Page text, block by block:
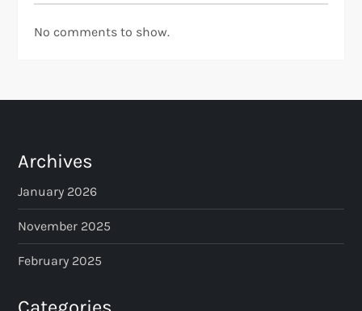
No comments to show.
Archives
January 2026
November 2025
February 2025